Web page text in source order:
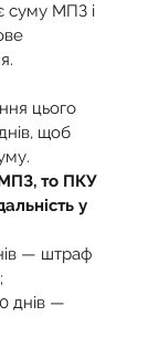
суму МПЗ і
цього
щоб
то ПКУ
у
— штраф
днів —